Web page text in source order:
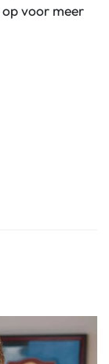
voor meer